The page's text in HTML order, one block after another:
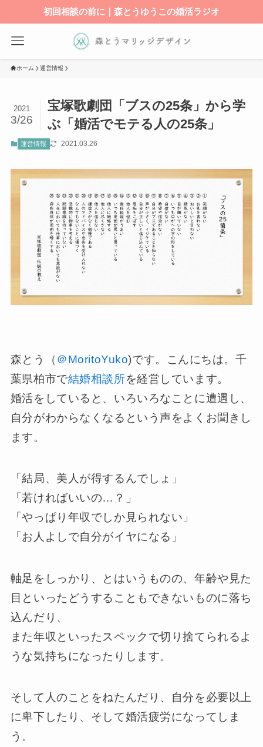
初回相談の前に｜森とうゆうこの婚活ラジオ
ホーム 運営情報
宝塚歌劇団「ブスの25条」から学
ぶ「婚活でモテる人の25条」
2021
3/26
運営情報 2021.03.26
森とう（ ＠MoritoYuko)です。こんにちは。千
葉県柏市で結婚相談所を経営しています。
婚活をしていると、いろいろなことに遭遇し、
自分がわからなくなるという声をよくお聞きし
ます。
「結局、美人が得するんでしょ」
「若ければいいの…？」
「やっぱり年収でしか見られない」
「お人よしで自分がイヤになる」
軸足をしっかり、とはいうものの、年齢や見た
目といったどうすることもできないものに落ち
込んだり、
また年収といったスペックで切り捨てられるよ
うな気持ちになったりします。
そして人のことをねたんだり、自分を必要以上
に卑下したり、そして婚活疲労になってしま
う。